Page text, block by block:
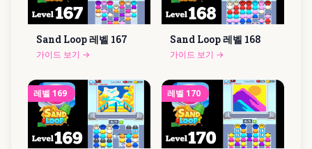
Sand Loop 레벨 167
가이드 보기 →
Sand Loop 레벨 168
가이드 보기 →
레벨 169 레벨 170